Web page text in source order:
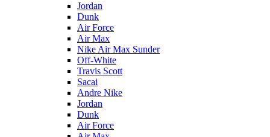
Jordan
Dunk
Air Force
Air Max
Nike Air Max Sunder
Off-White
Travis Scott
Sacai
Andre Nike
Jordan
Dunk
Air Force